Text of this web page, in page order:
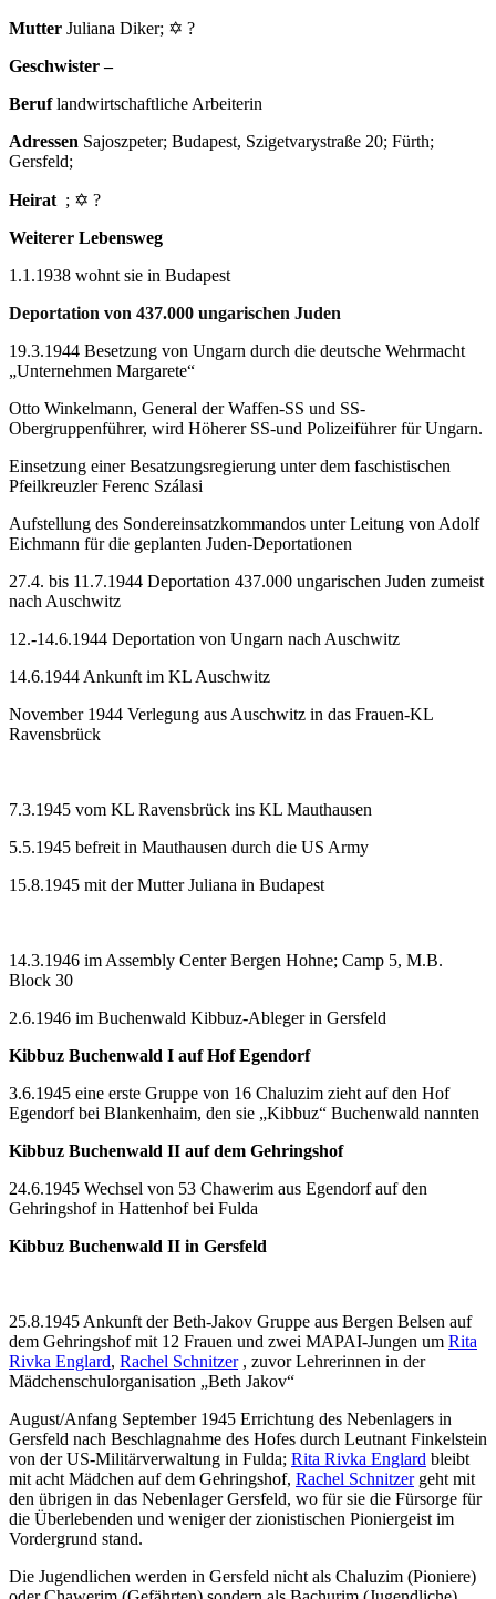
Mutter Juliana Diker; ✡ ?
Geschwister –
Beruflandwirtschaftliche Arbeiterin
Adressen Sajoszpeter; Budapest, Szigetvarystraße 20; Fürth;
Gersfeld;
Heirat ; ✡ ?
Weiterer Lebensweg
1.1.1938 wohnt sie in Budapest
Deportation von 437.000 ungarischen Juden
19.3.1944 Besetzung von Ungarn durch die deutsche Wehrmacht
„Unternehmen Margarete“
Otto Winkelmann, General der Waffen-SS und SS-
Obergruppenführer, wird Höherer SS-und Polizeiführer für Ungarn.
Einsetzung einer Besatzungsregierung unter dem faschistischen
Pfeilkreuzler Ferenc Szálasi
Aufstellung des Sondereinsatzkommandos unter Leitung von Adolf
Eichmann für die geplanten Juden-Deportationen
27.4. bis 11.7.1944 Deportation 437.000 ungarischen Juden zumeist
nach Auschwitz
12.-14.6.1944 Deportation von Ungarn nach Auschwitz
14.6.1944 Ankunft im KL Auschwitz
November 1944 Verlegung aus Auschwitz in das Frauen-KL
Ravensbrück
7.3.1945 vom KL Ravensbrück ins KL Mauthausen
5.5.1945 befreit in Mauthausen durch die US Army
15.8.1945 mit der Mutter Juliana in Budapest
14.3.1946 im Assembly Center Bergen Hohne; Camp 5, M.B.
Block 30
2.6.1946 im Buchenwald Kibbuz-Ableger in Gersfeld
Kibbuz Buchenwald I auf Hof Egendorf
3.6.1945 eine erste Gruppe von 16 Chaluzim zieht auf den Hof
Egendorf bei Blankenhaim, den sie „Kibbuz“ Buchenwald nannten
Kibbuz Buchenwald II auf dem Gehringshof
24.6.1945 Wechsel von 53 Chawerim aus Egendorf auf den
Gehringshof in Hattenhof bei Fulda
Kibbuz Buchenwald II in Gersfeld
25.8.1945 Ankunft der Beth-Jakov Gruppe aus Bergen Belsen auf
dem Gehringshof mit 12 Frauen und zwei MAPAI-Jungen um Rita
Rivka Englard, Rachel Schnitzer, zuvor Lehrerinnen in der
Mädchenschulorganisation „Beth Jakov“
August/Anfang September 1945 Errichtung des Nebenlagers in
Gersfeld nach Beschlagnahme des Hofes durch Leutnant Finkelstein
von der US-Militärverwaltung in Fulda; Rita Rivka Englard bleibt
mit acht Mädchen auf dem Gehringshof, Rachel Schnitzergeht mit
den übrigen in das Nebenlager Gersfeld, wo für sie die Fürsorge für
die Überlebenden und weniger der zionistischen Pioniergeist im
Vordergrund stand.
Die Jugendlichen werden in Gersfeld nicht als Chaluzim (Pioniere)